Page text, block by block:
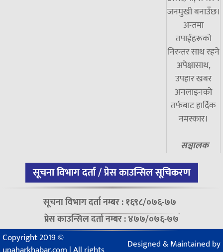
जनमुखी बनाउँछ।
अन्तमा
तपाईंहरूको
निरन्तर साथ रहने
अपेक्षासाथ,
उपहार खबर
अनलाइनको
तर्फबाट हार्दिक
नमस्कार।
सञ्चालक
सूचना विभाग दर्ता / प्रेस काउन्सिल सूचिकरण
सूचना विभाग दर्ता नम्बर : १६९८/०७६-७७
प्रेस काउन्सिल दर्ता नम्बर : ४७७/०७६-७७
Copyright 2019 ©
Designed & Maintained by